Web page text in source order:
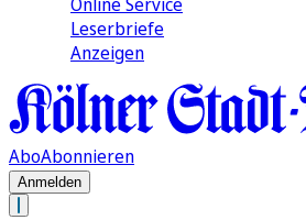
Leserbriefe
Anzeigen
AboAbonnieren
Anmelden